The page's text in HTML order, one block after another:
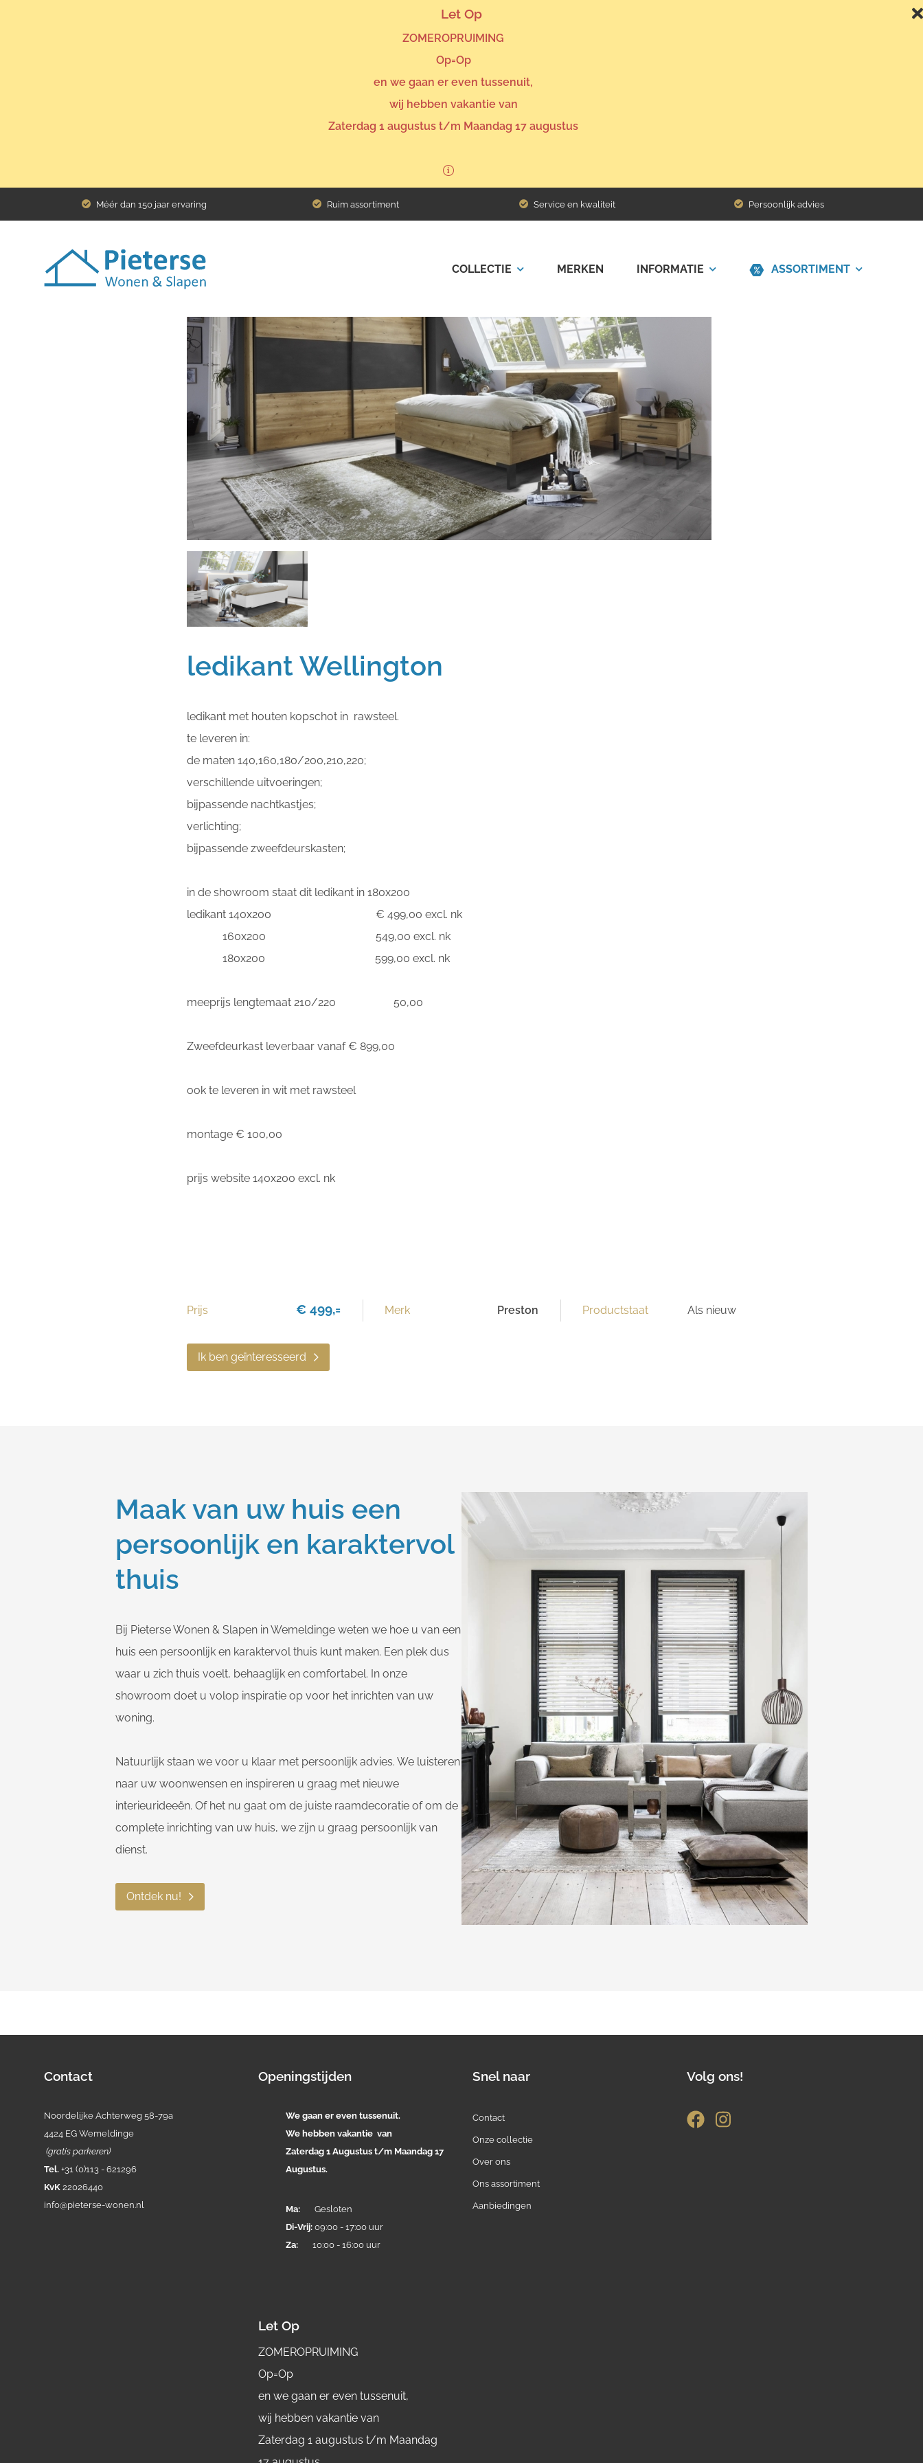
Méér dan 150 jaar ervaring Ruim assortiment Service en kwaliteit Persoonlijk advies
Let Op
ZOMEROPRUIMING
Op=Op
en we gaan er even tussenuit,
wij hebben vakantie van
Zaterdag 1 augustus t/m Maandag 17 augustus
COLLECTIE MERKEN INFORMATIE ASSORTIMENT
ledikant Wellington
ledikant met houten kopschot in rawsteel.
te leveren in:
de maten 140,160,180/200,210,220;
verschillende uitvoeringen;
bijpassende nachtkastjes;
verlichting;
bijpassende zweefdeurskasten;
in de showroom staat dit ledikant in 180x200
ledikant 140x200 € 499,00 excl. nk
160x200 549,00 excl. nk
180x200 599,00 excl. nk
meeprijs lengtemaat 210/220 50,00
Zweefdeurkast leverbaar vanaf € 899,00
ook te leveren in wit met rawsteel
montage € 100,00
prijs website 140x200 excl. nk
Prijs € 499,= Merk Preston Productstaat Als nieuw
Ik ben geïnteresseerd
Maak van uw huis een
persoonlijk en karaktervol
thuis
Bij Pieterse Wonen & Slapen in Wemeldinge weten we hoe u van een
huis een persoonlijk en karaktervol thuis kunt maken. Een plek dus
waar u zich thuis voelt, behaaglijk en comfortabel. In onze
showroom doet u volop inspiratie op voor het inrichten van uw
woning.
Natuurlijk staan we voor u klaar met persoonlijk advies. We luisteren
naar uw woonwensen en inspireren u graag met nieuwe
interieurideeën. Of het nu gaat om de juiste raamdecoratie of om de
complete inrichting van uw huis, we zijn u graag persoonlijk van
dienst.
Ontdek nu!
Contact
Noordelijke Achterweg 58-79a
4424 EG Wemeldinge
(gratis parkeren)
Tel.+31 (0)113 - 621296
KvK 22026440
info@pieterse-wonen.nl
Openingstijden
We gaan er even tussenuit.
We hebben vakantie van
Zaterdag 1 Augustus t/m Maandag 17
Augustus.
Ma: Gesloten
Di-Vrij:09:00 - 17:00 uur
Za: 10:00 - 16:00 uur
Let Op
ZOMEROPRUIMING
Op=Op
en we gaan er even tussenuit,
wij hebben vakantie van
Zaterdag 1 augustus t/m Maandag
Snel naar
Contact
Onze collectie
Over ons
Ons assortiment
Aanbiedingen
Volg ons!